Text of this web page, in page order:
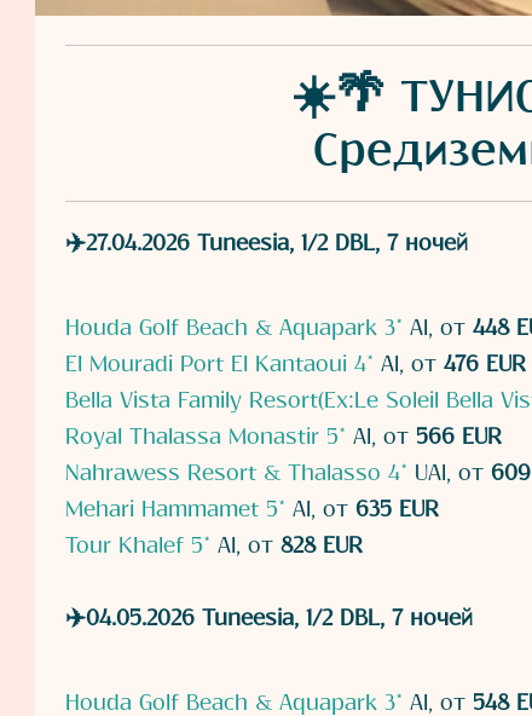
☀️🌴
✈️27.04.2026 Tuneesia, 1/2 DBL, 7 ночей
Houda Golf Beach & Aquapark 3* AI, от 448
El Mouradi Port El Kantaoui 4* AI, от 476 EUR
Bella Vista Family Resort(Ex:Le Soleil Bella
Royal Thalassa Monastir 5* AI, от 566 EUR
Nahrawess Resort & Thalasso 4* UAI, от 609
Mehari Hammamet 5* AI, от 635 EUR
Tour Khalef 5* AI, от 828 EUR
✈️04.05.2026 Tuneesia, 1/2 DBL, 7 ночей
Houda Golf Beach & Aquapark 3* AI, от 548